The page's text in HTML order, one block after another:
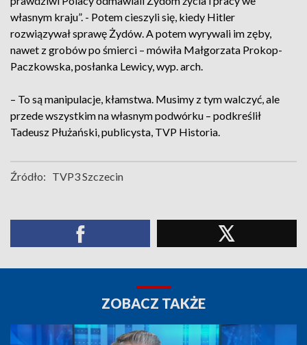
własnym kraju”. - Potem cieszyli się, kiedy Hitler
rozwiązywał sprawę Żydów. A potem wyrywali im zęby,
nawet z grobów po śmierci – mówiła Małgorzata Prokop-
Paczkowska, posłanka Lewicy, wyp. arch.
– To są manipulacje, kłamstwa. Musimy z tym walczyć, ale
przede wszystkim na własnym podwórku – podkreślił
Tadeusz Płużański, publicysta, TVP Historia.
Źródło: TVP3 Szczecin
ZOBACZ TAKŻE